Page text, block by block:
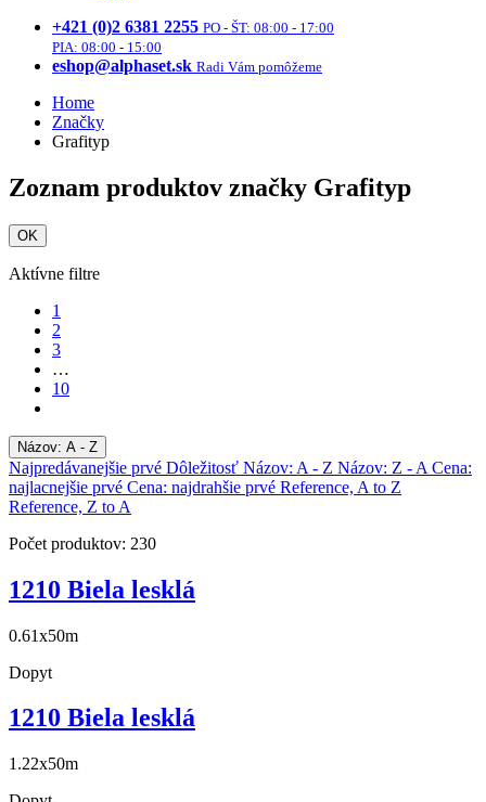
+421 (0)2 6381 2255 PO - ŠT: 08:00 - 17:00
PIA: 08:00 - 15:00
eshop@alphaset.sk Radi Vám pomôžeme
Home
Značky
Grafityp
Zoznam produktov značky Grafityp
OK
Aktívne filtre
1
2
3
…
10
Názov: A - Z
Najpredávanejšie prvé Dôležitosť Názov: A - Z Názov: Z - A Cena:
najlacnejšie prvé Cena: najdrahšie prvé Reference, A to Z
Reference, Z to A
Počet produktov: 230
1210 Biela lesklá
0.61x50m
Dopyt
1210 Biela lesklá
1.22x50m